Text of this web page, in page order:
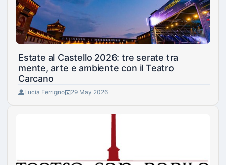
Estate al Castello 2026: tre serate tra
mente, arte e ambiente con il Teatro
Carcano
Lucia Ferrigno 29 May 2026